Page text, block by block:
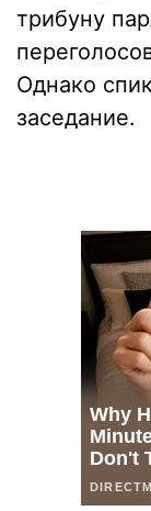
трибуну
Однако
заседание.